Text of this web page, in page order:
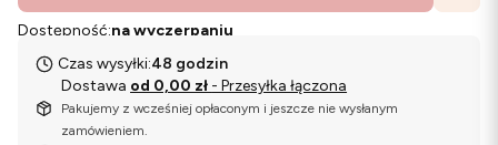
Dostępność:na wyczerpaniu
Czas wysyłki:48 godzin
Dostawa od 0,00 zł - Przesyłka łączona
Pakujemy z wcześniej opłaconym i jeszcze nie wysłanym
zamówieniem.